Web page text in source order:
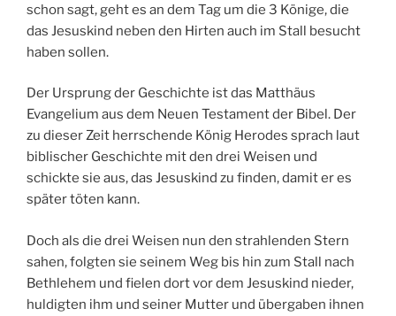
schon sagt, geht es an dem Tag um die 3 Könige, die
das Jesuskind neben den Hirten auch im Stall besucht
haben sollen.
Der Ursprung der Geschichte ist das Matthäus
Evangelium aus dem Neuen Testament der Bibel. Der
zu dieser Zeit herrschende König Herodes sprach laut
biblischer Geschichte mit den drei Weisen und
schickte sie aus, das Jesuskind zu finden, damit er es
später töten kann.
Doch als die drei Weisen nun den strahlenden Stern
sahen, folgten sie seinem Weg bis hin zum Stall nach
Bethlehem und fielen dort vor dem Jesuskind nieder,
huldigten ihm und seiner Mutter und übergaben ihnen